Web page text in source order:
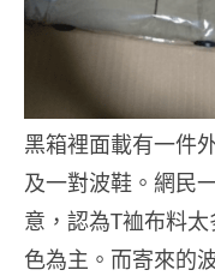
黑箱裡面載有一件
及一對波鞋。網民
意，認為T裇布料
色為主。而寄來的